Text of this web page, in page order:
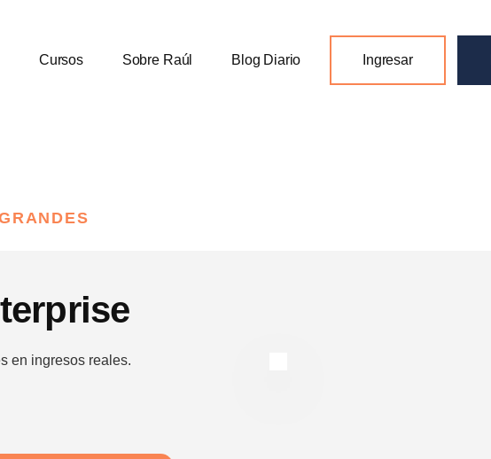
Cursos Sobre Raúl Blog Diario Ingresar
en ingresos reales.